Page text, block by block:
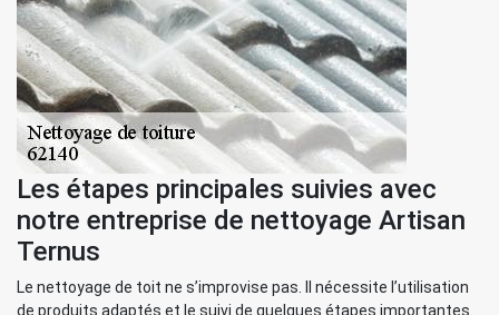
Les étapes principales suivies avec
notre entreprise de nettoyage Artisan
Ternus
Le nettoyage de toit ne s’improvise pas. Il nécessite l’utilisation
de produits adaptés et le suivi de quelques étapes importantes.